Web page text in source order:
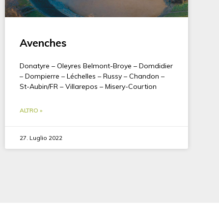
Avenches
Donatyre – Oleyres Belmont-Broye – Domdidier
– Dompierre – Léchelles – Russy – Chandon –
St-Aubin/FR – Villarepos – Misery-Courtion
ALTRO »
27. Luglio 2022